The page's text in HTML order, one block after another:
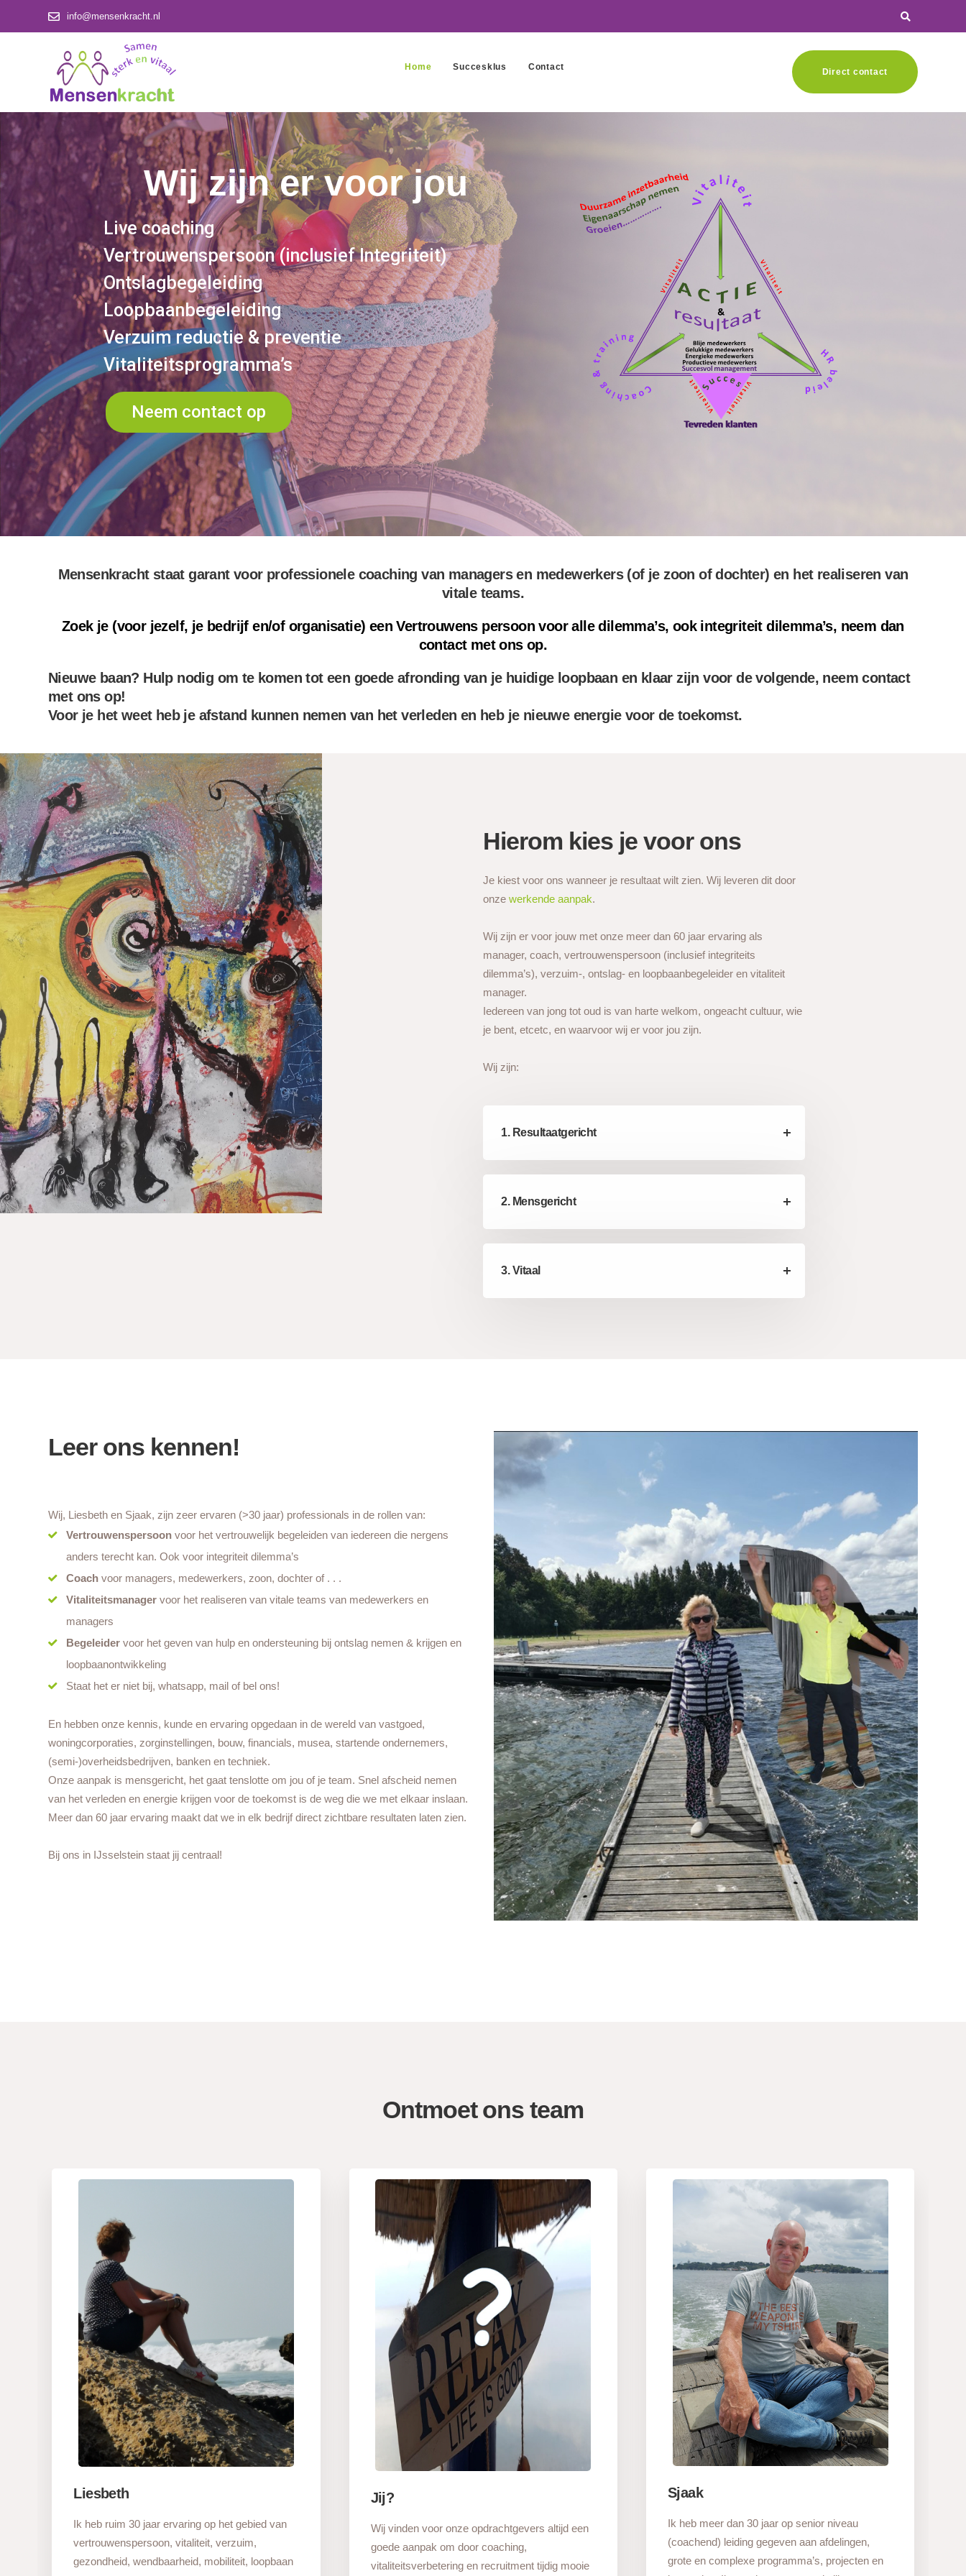
info@mensenkracht.nl
Home Succesklus Contact
Direct contact
Live coaching
Vertrouwenspersoon (inclusief Integriteit)
Ontslagbegeleiding
Loopbaanbegeleiding
Verzuim reductie & preventie
Vitaliteitsprogramma’s
Neem contact op
Wij zijn er voor jou
Mensenkracht staat garant voor professionele coaching van managers en medewerkers (of je zoon of dochter) en het realiseren van
vitale teams.
Zoek je (voor jezelf, je bedrijf en/of organisatie) een Vertrouwens persoon voor alle dilemma’s, ook integriteit dilemma’s, neem dan
contact met ons op.
Nieuwe baan? Hulp nodig om te komen tot een goede afronding van je huidige loopbaan en klaar zijn voor de volgende, neem contact
met ons op!
Voor je het weet heb je afstand kunnen nemen van het verleden en heb je nieuwe energie voor de toekomst.
Hierom kies je voor ons
Je kiest voor ons wanneer je resultaat wilt zien. Wij leveren dit door
onze werkende aanpak.
Wij zijn er voor jouw met onze meer dan 60 jaar ervaring als
manager, coach, vertrouwenspersoon (inclusief integriteits
dilemma’s), verzuim-, ontslag- en loopbaanbegeleider en vitaliteit
manager.
Iedereen van jong tot oud is van harte welkom, ongeacht cultuur, wie
je bent, etcetc, en waarvoor wij er voor jou zijn.
Wij zijn:
1. Resultaatgericht
2. Mensgericht
3. Vitaal
Leer ons kennen!
Wij, Liesbeth en Sjaak, zijn zeer ervaren (>30 jaar) professionals in de rollen van:
Vertrouwenspersoon voor het vertrouwelijk begeleiden van iedereen die nergens
anders terecht kan. Ook voor integriteit dilemma’s
Coach voor managers, medewerkers, zoon, dochter of . . .
Vitaliteitsmanager voor het realiseren van vitale teams van medewerkers en
managers
Begeleider voor het geven van hulp en ondersteuning bij ontslag nemen & krijgen en
loopbaanontwikkeling
Staat het er niet bij, whatsapp, mail of bel ons!
En hebben onze kennis, kunde en ervaring opgedaan in de wereld van vastgoed,
woningcorporaties, zorginstellingen, bouw, financials, musea, startende ondernemers,
(semi-)overheidsbedrijven, banken en techniek.
Onze aanpak is mensgericht, het gaat tenslotte om jou of je team. Snel afscheid nemen
van het verleden en energie krijgen voor de toekomst is de weg die we met elkaar inslaan.
Meer dan 60 jaar ervaring maakt dat we in elk bedrijf direct zichtbare resultaten laten zien.
Bij ons in IJsselstein staat jij centraal!
Ontmoet ons team
Liesbeth
Ik heb ruim 30 jaar ervaring op het gebied van
vertrouwenspersoon, vitaliteit, verzuim,
gezondheid, wendbaarheid, mobiliteit, loopbaan
Jij?
Wij vinden voor onze opdrachtgevers altijd een
goede aanpak om door coaching,
vitaliteitsverbetering en recruitment tijdig mooie
Sjaak
Ik heb meer dan 30 jaar op senior niveau
(coachend) leiding gegeven aan afdelingen,
grote en complexe programma’s, projecten en